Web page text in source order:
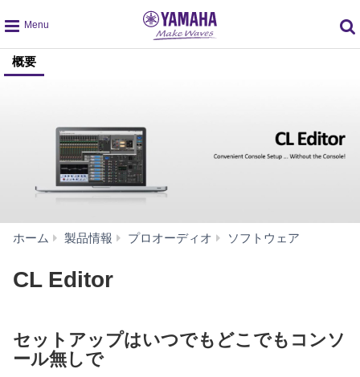
global
navigation
概要
ホーム 製品情報 プロオーディオ ソフトウェア
CL Editor
セットアップはいつでもどこでもコンソ
ール無しで